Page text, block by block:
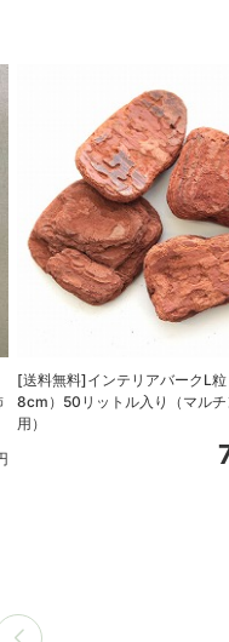
[送料無料]インテリアバークL
8cm）50リットル入り（マル
用）